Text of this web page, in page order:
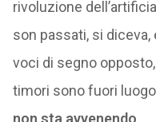
rivoluzione
son passati, si
voci di segno
timori sono fuori
non sta avvenendo.